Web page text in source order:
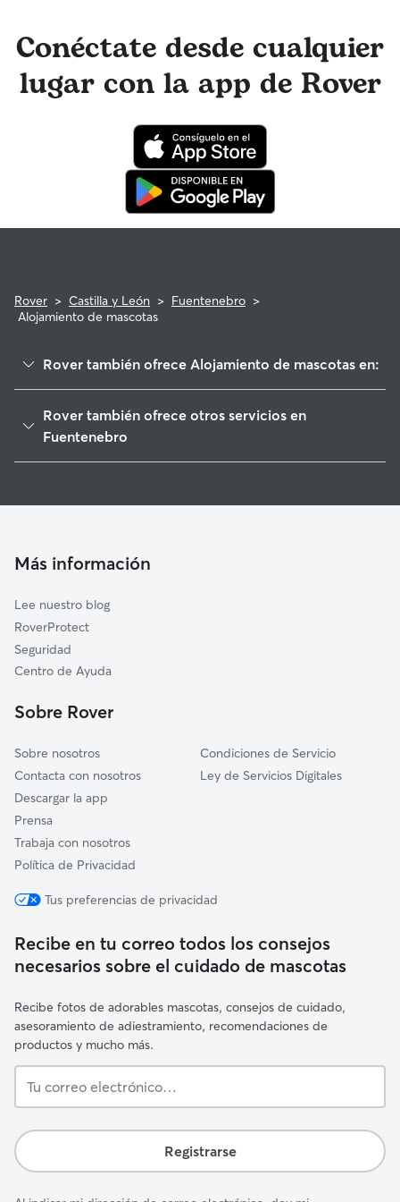
los requisitos.
la app de Rover o en la web.
Conéctate desde cualquier
lugar con la app de Rover
Rover > Castilla y León > Fuentenebro >
Alojamiento de mascotas
Rover también ofrece Alojamiento de mascotas en:
Adrada de Haza
Fuentelcésped
Castrillo de la Vega
Fresnillo de las Dueñas
Aranda de Duero
Cuevas de Provanco
Rover también ofrece otros servicios en
Fuentenebro
Cuidadores a domicilio en Fuentenebro
Más información
Lee nuestro blog
RoverProtect
Seguridad
Centro de Ayuda
Sobre Rover
Sobre nosotros
Contacta con nosotros
Descargar la app
Prensa
Trabaja con nosotros
Política de Privacidad
Condiciones de Servicio
Ley de Servicios Digitales
Tus preferencias de privacidad
Recibe en tu correo todos los consejos
necesarios sobre el cuidado de mascotas
Recibe fotos de adorables mascotas, consejos de cuidado,
asesoramiento de adiestramiento, recomendaciones de
productos y mucho más.
correo
Registrarse